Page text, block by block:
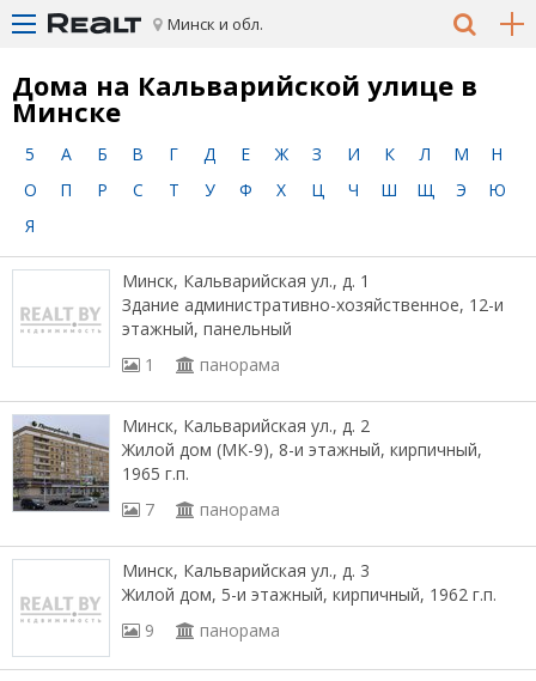
Минск и обл.
Дома на Кальварийской улице в
Минске
5 А Б В Г Д Е Ж З И К Л М
Н
О
П Р С Т У Ф Х Ц Ч Ш Щ Э
Ю
Я
Минск, Кальварийская ул., д. 1
Здание административно-хозяйственное, 12-и
этажный, панельный
1
панорама
Минск, Кальварийская ул., д. 2
Жилой дом (МК-9), 8-и этажный, кирпичный,
1965 г.п.
7
панорама
Минск, Кальварийская ул., д. 3
Жилой дом, 5-и этажный, кирпичный, 1962 г.п.
9
панорама